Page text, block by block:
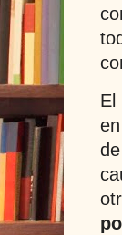
El